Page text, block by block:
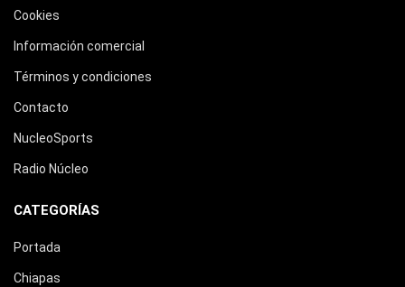
Cookies
Información comercial
Términos y condiciones
Contacto
NucleoSports
Radio Núcleo
CATEGORÍAS
Portada
Chiapas